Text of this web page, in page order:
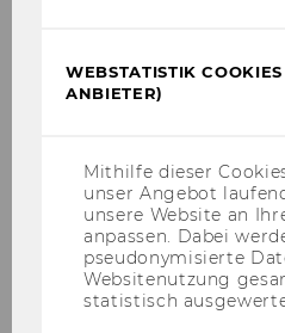
nage­ment und
Ös­ter­rei­chi­schen
Mitglied (USA) und
Busi­ness School der
WEBSTATISTIK
ANBIETER)
Mithilfe dieser
unser Angebot
unsere Website an
anpassen. Dabei
pseudonymisierte
Websitenutzung
statistisch